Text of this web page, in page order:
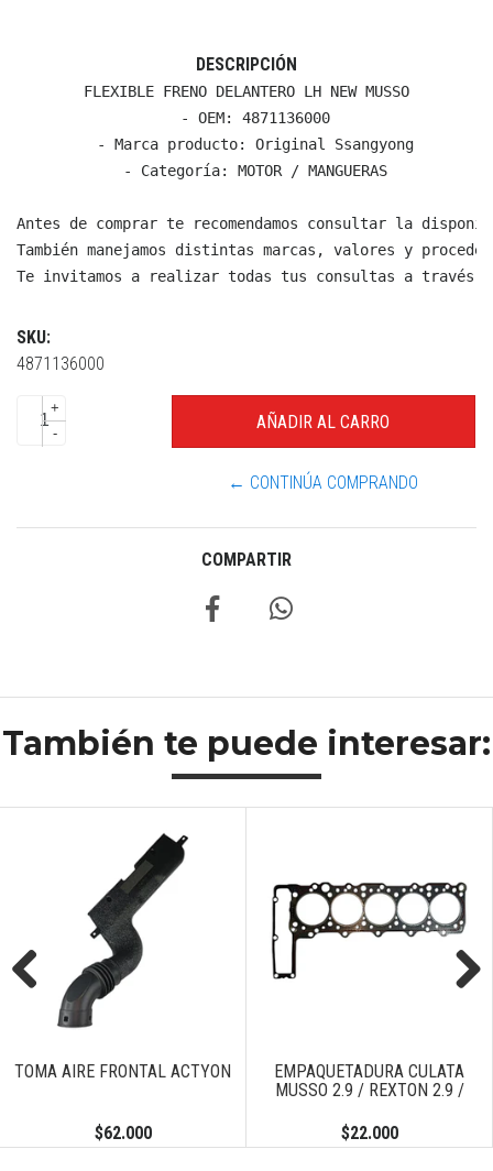
DESCRIPCIÓN
FLEXIBLE FRENO DELANTERO LH NEW MUSSO
  - OEM: 4871136000
  - Marca producto: Original Ssangyong
  - Categoría: MOTOR / MANGUERAS
Antes de comprar te recomendamos consultar la
También manejamos distintas marcas, valores y
Te invitamos a realizar todas tus consultas a través
SKU:
4871136000
+
-
← CONTINÚA COMPRANDO
COMPARTIR
También te puede interesar:
TOMA AIRE FRONTAL ACTYON
$62.000
EMPAQUETADURA CULATA
MUSSO 2.9 / REXTON 2.9 /
$22.000
Previous